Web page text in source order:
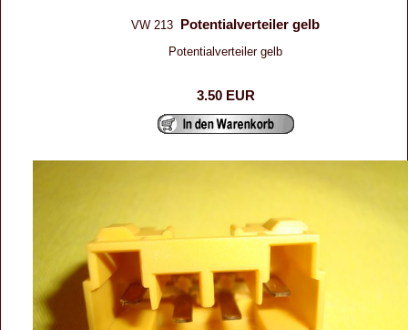
VW 213 Potentialverteiler gelb
Potentialverteiler gelb
3.50 EUR